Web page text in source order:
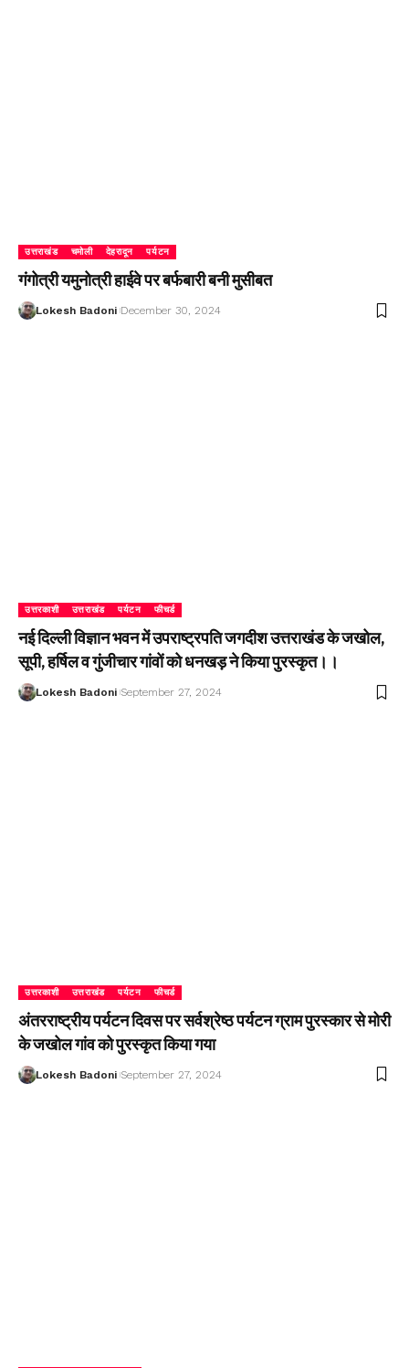
उत्तराखंड चमोली देहरादून पर्यटन
गंगोत्री यमुनोत्री हाईवे पर बर्फबारी बनी मुसीबत
Lokesh Badoni December 30, 2024
उत्तरकाशी उत्तराखंड पर्यटन फीचर्ड
नई दिल्ली विज्ञान भवन में उपराष्ट्रपति जगदीश उत्तराखंड के जखोल,
सूपी, हर्षिल व गुंजीचार गांवों को धनखड़ ने किया पुरस्कृत।।
Lokesh Badoni September 27, 2024
उत्तरकाशी उत्तराखंड पर्यटन फीचर्ड
अंतरराष्ट्रीय पर्यटन दिवस पर सर्वश्रेष्ठ पर्यटन ग्राम पुरस्कार से मोरी
के जखोल गांव को पुरस्कृत किया गया
Lokesh Badoni September 27, 2024